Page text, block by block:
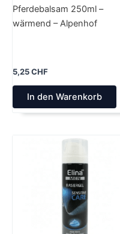
Pferdebalsam 250ml –
wärmend – Alpenhof
5,25CHF
In den Warenkorb